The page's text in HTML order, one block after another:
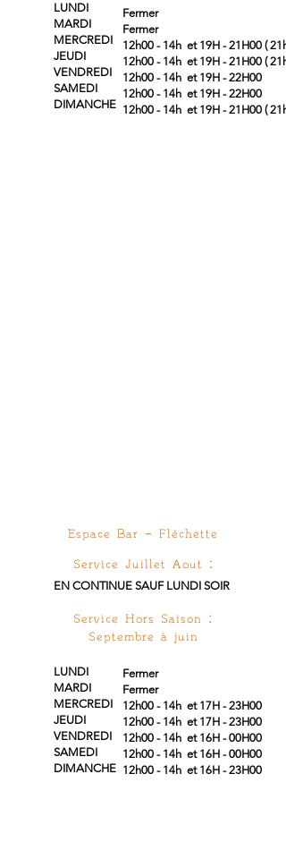
LUNDI
MARDI
MERCREDI
JEUDI
VENDREDI
SAMEDI
DIMANCHE
Fermer
Fermer
12h00 - 14h et 19H - 21H00 (
12h00 - 14h et 19H - 21H00 (
12h00 - 14h et 19H - 22H00
12h00 - 14h et 19H - 22H00
12h00 - 14h et 19H - 21H00 (
Espace Bar - Fléchette
Service Juillet Aout :
EN CONTINUE SAUF LUNDI SOIR
Service Hors Saison :
Septembre à juin
LUNDI
MARDI
MERCREDI
JEUDI
VENDREDI
SAMEDI
DIMANCHE
Fermer
Fermer
12h00 - 14h et 17H - 23H00
12h00 - 14h et 17H - 23H00
12h00 - 14h et 16H - 00H00
12h00 - 14h et 16H - 00H00
12h00 - 14h et 16H - 23H00